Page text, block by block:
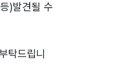
)발견될 수
탁드립니